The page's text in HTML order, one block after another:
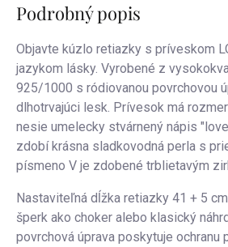
Podrobný popis
Objavte kúzlo retiazky s príveskom
jazykom lásky. Vyrobené z
925/1000 s ródiovanou povrchovou
dlhotrvajúci lesk. Prívesok má
nesie umelecky stvárnený nápis
zdobí krásna sladkovodná perla s
písmeno V je zdobené trblietavým
Nastaviteľná dĺžka retiazky 41 + 5
šperk ako choker alebo klasický
povrchová úprava poskytuje ochranu